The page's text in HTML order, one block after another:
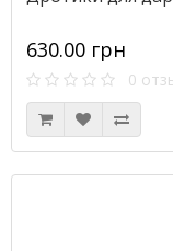
630.00 грн
0